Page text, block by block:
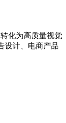
化为高质量视觉
设计、电商产品